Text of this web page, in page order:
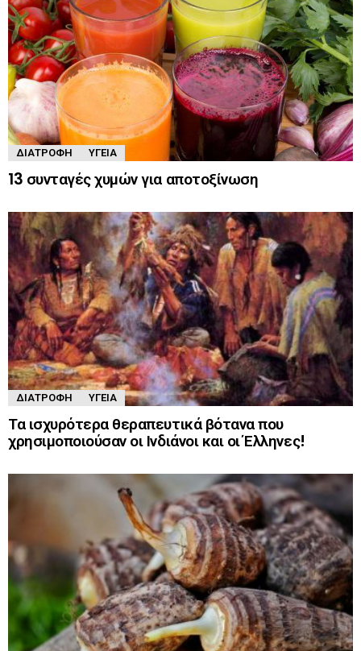
ΔΙΑΤΡΟΦΉ ΥΓΕΊΑ
13 συνταγές χυμών για αποτοξίνωση
ΔΙΑΤΡΟΦΉ ΥΓΕΊΑ
Τα ισχυρότερα θεραπευτικά βότανα που
χρησιμοποιούσαν οι Ινδιάνοι και οι Έλληνες!